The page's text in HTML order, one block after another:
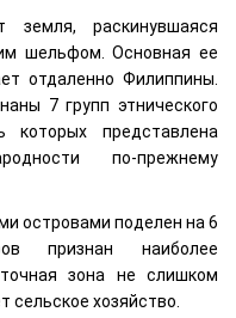
земля, раскинувшаяся
шельфом. Основная ее
отдаленно Филиппины.
7 групп этнического
которых представлена
по-прежнему
островами поделен на 6
признан наиболее
зона не слишком
сельское хозяйство.